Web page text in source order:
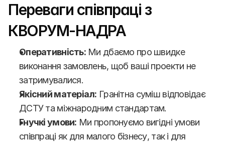
Переваги співпраці з
КВОРУМ-НАДРА
Оперативність: Ми дбаємо про швидке
виконання замовлень, щоб ваші проекти не
затримувалися.
Якісний матеріал: Гранітна суміш відповідає
ДСТУ та міжнародним стандартам.
Гнучкі умови: Ми пропонуємо вигідні умови
співпраці як для малого бізнесу, так і для